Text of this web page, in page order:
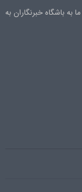
باشگاه خبرنگاران به